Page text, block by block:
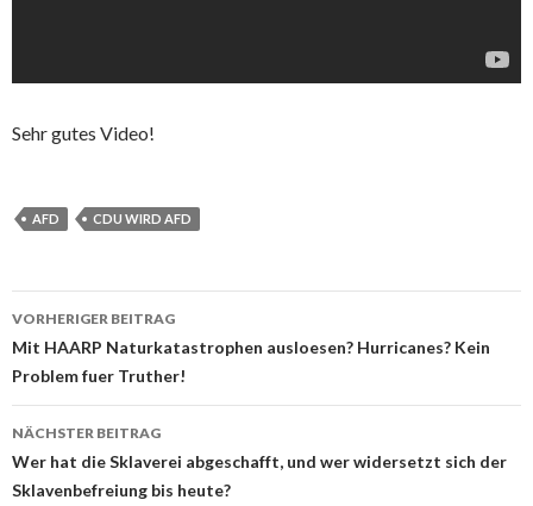
Sehr gutes Video!
AFD CDU WIRD AFD
Beitrags-
Navigation
VORHERIGER BEITRAG
Mit HAARP Naturkatastrophen ausloesen? Hurricanes? Kein
Problem fuer Truther!
NÄCHSTER BEITRAG
Wer hat die Sklaverei abgeschafft, und wer widersetzt sich der
Sklavenbefreiung bis heute?